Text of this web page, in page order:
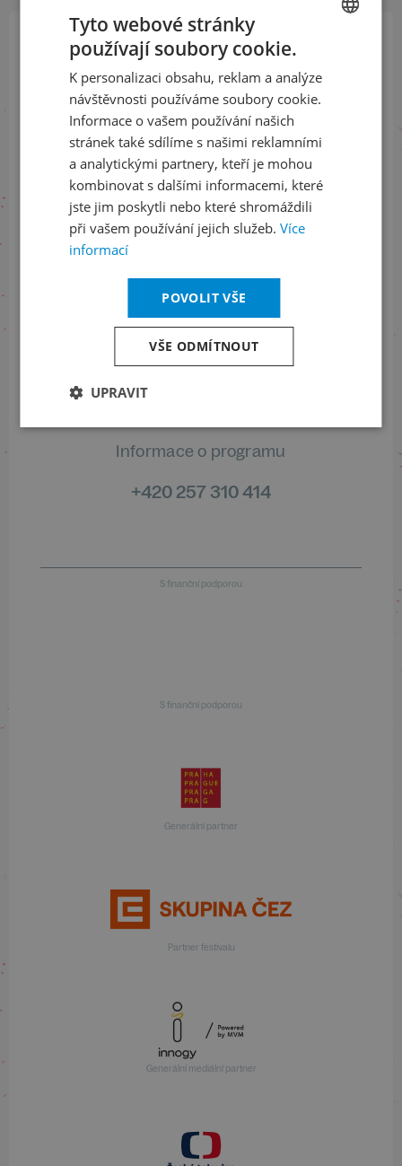
Přihlaste se k našemu newsletteru
a buďte jako první v obraze
ODEBÍRAT NEWSLETTER
Sledujte nás na sociálních sítích
Informace o stavu objednávek
Informace o programu
+420 257 310 414
S finanční podporou
S finanční podporou
Generální partner
Partner festivalu
Generální mediální partner
ENGLISH
Tyto webové stránky
používají soubory cookie.
K personalizaci obsahu, reklam a analýze
návštěvnosti používáme soubory cookie.
Informace o vašem používání našich
stránek také sdílíme s našimi reklamními
a analytickými partnery, kteří je mohou
kombinovat s dalšími informacemi, které
jste jim poskytli nebo které shromáždili
při vašem používání jejich služeb. Více
informací
POVOLIT VŠE
VŠE ODMÍTNOUT
UPRAVIT